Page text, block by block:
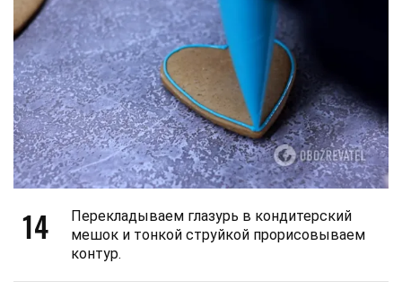
14
Перекладываем глазурь в кондитерский
мешок и тонкой струйкой прорисовываем
контур.